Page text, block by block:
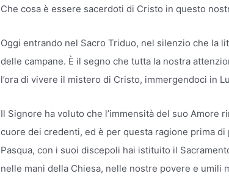
Che cosa è essere sacerdoti di Cristo in questo
Oggi entrando nel Sacro Triduo, nel silenzio che la
delle campane. È il segno che tutta la nostra
l’ora di vivere il mistero di Cristo, immergendoci in
Il Signore ha voluto che l’immensità del suo Amore
cuore dei credenti, ed è per questa ragione prima
Pasqua, con i suoi discepoli hai istituito il
nelle mani della Chiesa, nelle nostre povere e umili